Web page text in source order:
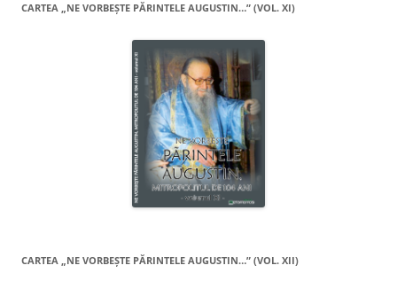
CARTEA „NE VORBEŞTE PĂRINTELE AUGUSTIN…” (VOL. XI)
CARTEA „NE VORBEŞTE PĂRINTELE AUGUSTIN…” (VOL. XII)